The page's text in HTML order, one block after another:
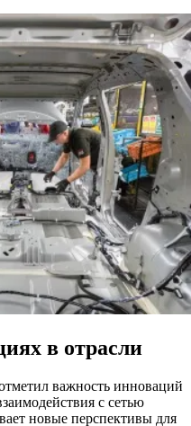
в отрасли
важность инноваций
с сетью
новые перспективы для